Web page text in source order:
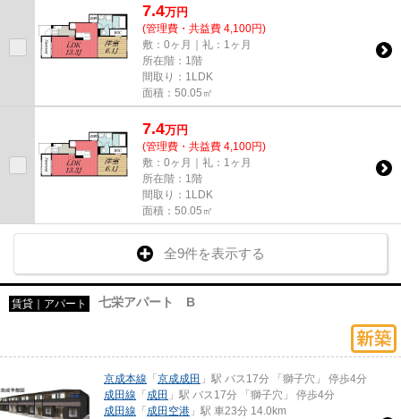
7.4万円
(管理費・共益費 4,100円)
敷：0ヶ月｜礼：1ヶ月
所在階：1階
間取り：1LDK
面積：50.05㎡
7.4万円
(管理費・共益費 4,100円)
敷：0ヶ月｜礼：1ヶ月
所在階：1階
間取り：1LDK
面積：50.05㎡
全9件を表示する
賃貸｜アパート 七栄アパート B
京成本線 「京成成田 」駅 バス17分 「獅子穴」 停歩4分
成田線 「成田 」駅 バス17分 「獅子穴」 停歩4分
成田線 「成田空港 」駅 車23分 14.0km